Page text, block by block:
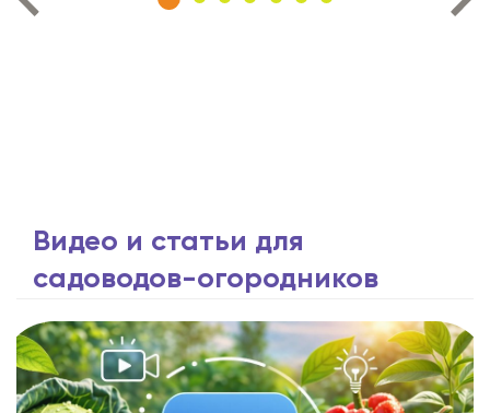
Видео и статьи для
садоводов-огородников